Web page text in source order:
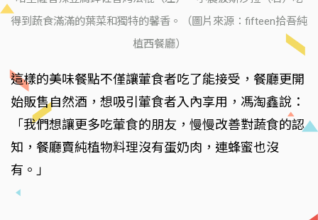
得到蔬食滿滿的葉菜和獨特的馨香。（圖片來源：fifteen拾吾純
植西餐廳）
這樣的美味餐點不僅讓葷食者吃了能接受，餐廳更開
始販售自然酒，想吸引葷食者入內享用，馮淘鑫說：
「我們想讓更多吃葷食的朋友，慢慢改善對蔬食的認
知，餐廳賣純植物料理沒有蛋奶肉，連蜂蜜也沒
有。」